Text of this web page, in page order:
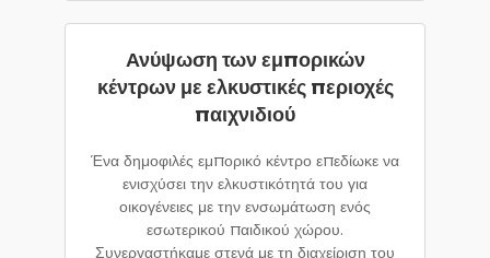
Ανύψωση των εμπορικών
κέντρων με ελκυστικές περιοχές
παιχνιδιού
Ένα δημοφιλές εμπορικό κέντρο επεδίωκε να
ενισχύσει την ελκυστικότητά του για
οικογένειες με την ενσωμάτωση ενός
εσωτερικού παιδικού χώρου.
Συνεργαστήκαμε στενά με τη διαχείριση του